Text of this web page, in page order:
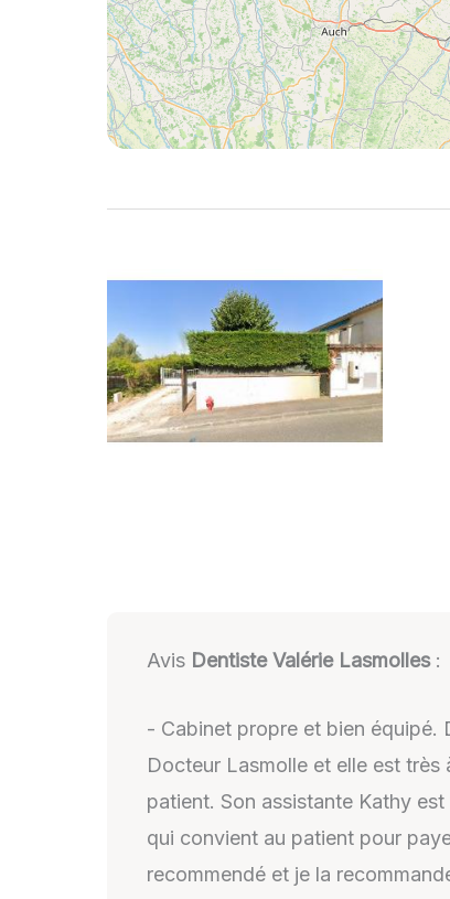
Avis Dentiste Valérie Lasmolles:
- Cabinet propre et bien équipé.
Docteur Lasmolle et elle est
patient. Son assistante Kathy
qui convient au patient pour
recommendé et je la